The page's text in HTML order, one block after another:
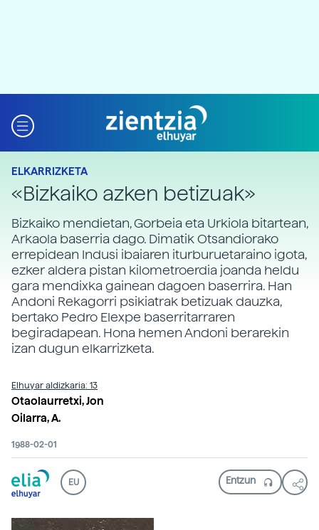
ELKARRIZKETA
«Bizkaiko azken betizuak»
Bizkaiko mendietan, Gorbeia eta Urkiola bitartean,
Arkaola baserria dago. Dimatik Otsandiorako
errepidean Indusi ibaiaren iturburuetaraino igota,
ezker aldera pistan kilometroerdia joanda heldu
gara mendixka gainean dagoen baserrira. Han
Andoni Rekagorri psikiatrak betizuak dauzka,
bertako Pedro Elexpe baserritarraren
begiradapean. Hona hemen Andoni berarekin
izan dugun elkarrizketa.
Elhuyar aldizkaria: 13
Otaolaurretxi, Jon
Oilarra, A.
1988-02-01
EU